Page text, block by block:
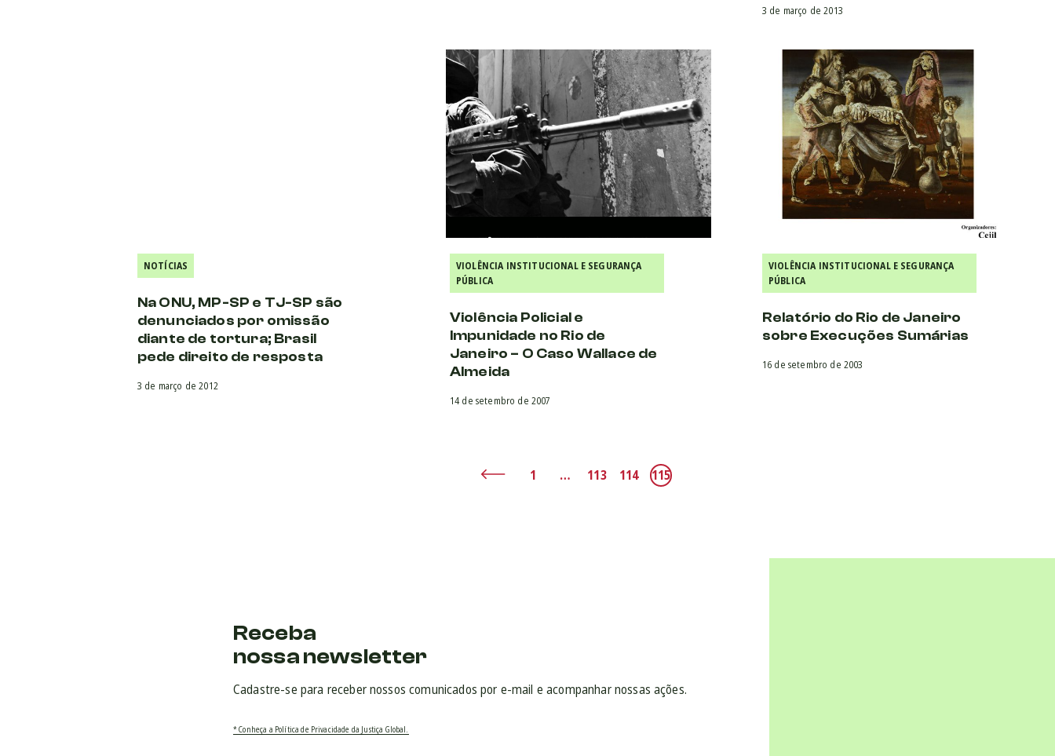
3 de março de 2013
NOTÍCIAS
Na ONU, MP-SP e TJ-SP são
denunciados por omissão
diante de tortura; Brasil
pede direito de resposta
3 de março de 2012
VIOLÊNCIA INSTITUCIONAL E SEGURANÇA
PÚBLICA
Violência Policial e
Impunidade no Rio de
Janeiro – O Caso Wallace de
Almeida
14 de setembro de 2007
VIOLÊNCIA INSTITUCIONAL E SEGURANÇA
PÚBLICA
Relatório do Rio de Janeiro
sobre Execuções Sumárias
16 de setembro de 2003
1 … 113 114 115
Receba
nossa newsletter
Cadastre-se para receber nossos comunicados por e-mail e acompanhar nossas ações.
* Conheça a Política de Privacidade da Justiça Global.